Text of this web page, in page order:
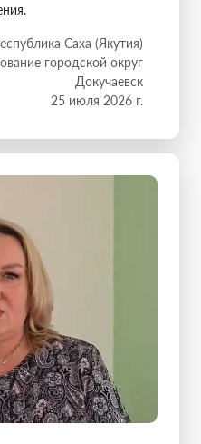
Саха (Якутия)
городской округ
Докучаевск
25 июля 2026 г.